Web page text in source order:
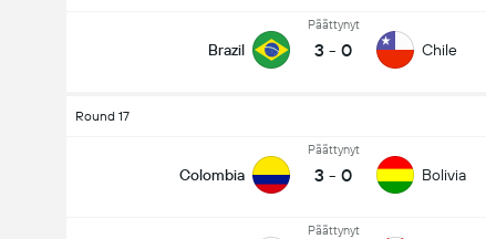
Brazil
Päättynyt
3 - 0 Chile
Round 17
Colombia
Päättynyt
3 - 0 Bolivia
Päättynyt